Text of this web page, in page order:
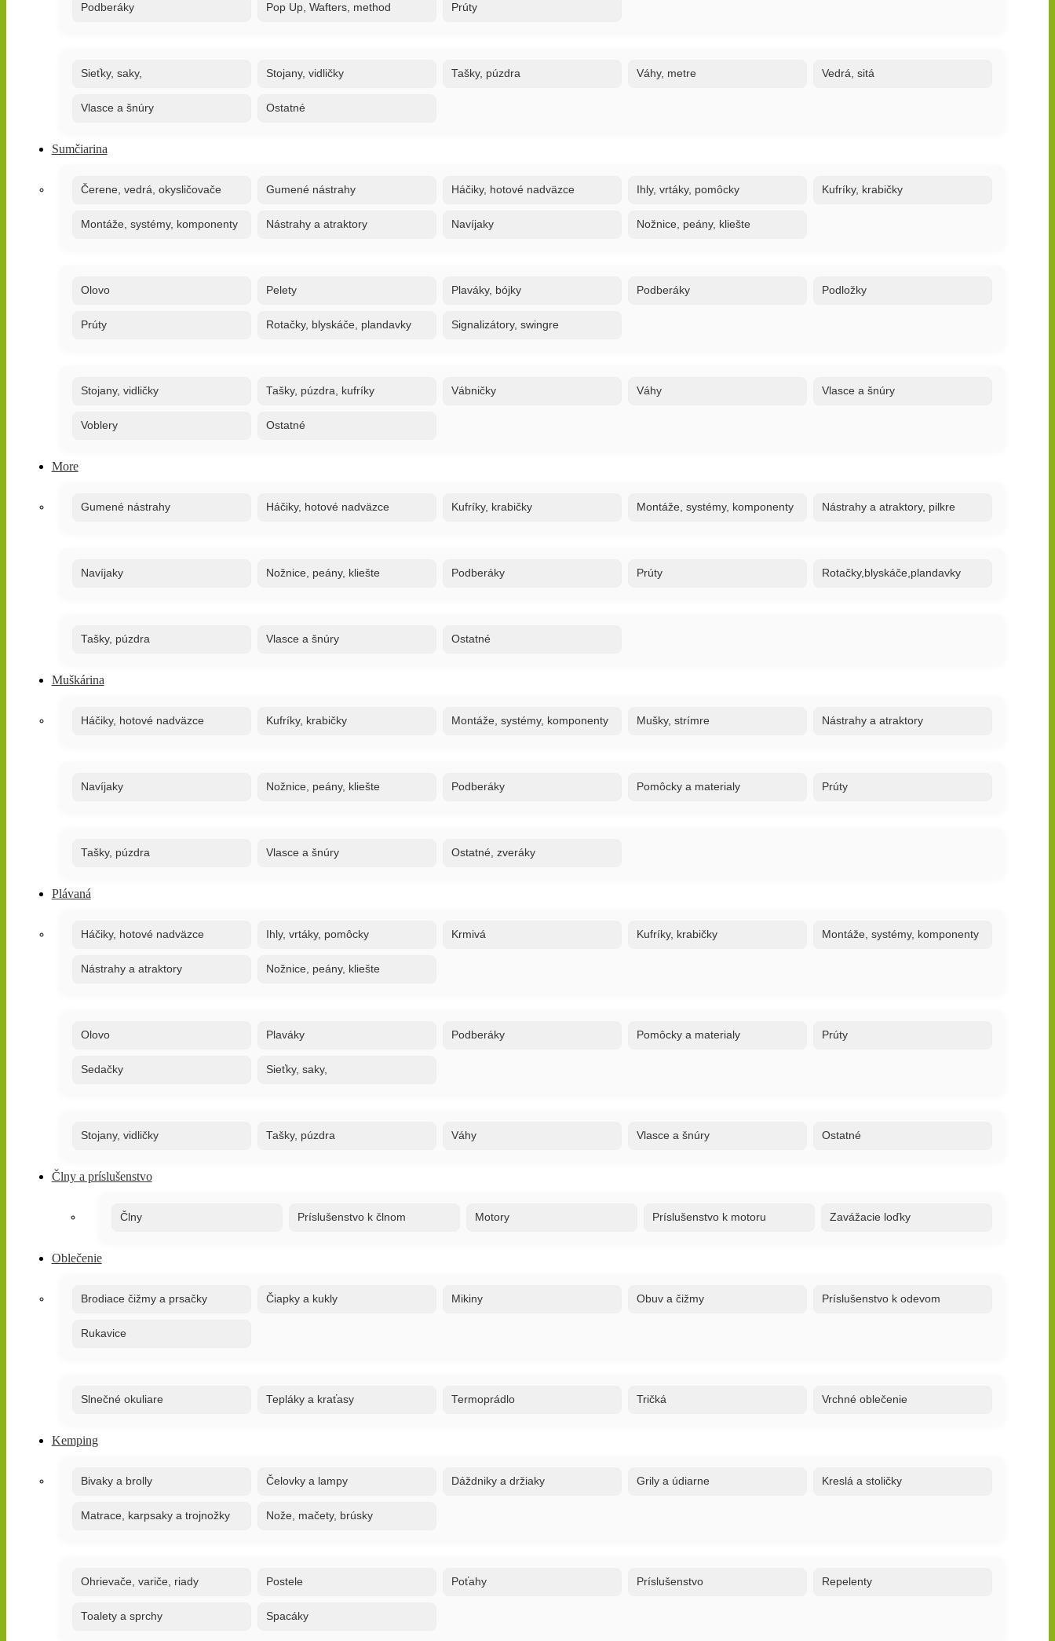
Podberáky Pop Up, Wafters, method Prúty
Sieťky, saky, Stojany, vidličky Tašky, púzdra Váhy, metre Vedrá, sitá
Vlasce a šnúry Ostatné
Sumčiarina
Čerene, vedrá, okysličovače Gumené nástrahy Háčiky, hotové nadväzce Ihly, vrtáky, pomôcky Kufríky, krabičky
Montáže, systémy, komponenty Nástrahy a atraktory Navíjaky Nožnice, peány, kliešte
Olovo Pelety Plaváky, bójky Podberáky Podložky
Prúty Rotačky, blyskáče, plandavky Signalizátory, swingre
Stojany, vidličky Tašky, púzdra, kufríky Vábničky Váhy Vlasce a šnúry
Voblery Ostatné
More
Gumené nástrahy Háčiky, hotové nadväzce Kufríky, krabičky Montáže, systémy, komponenty Nástrahy a atraktory, pilkre
Navíjaky Nožnice, peány, kliešte Podberáky Prúty Rotačky,blyskáče,plandavky
Tašky, púzdra Vlasce a šnúry Ostatné
Muškárina
Háčiky, hotové nadväzce Kufríky, krabičky Montáže, systémy, komponenty Mušky, strímre Nástrahy a atraktory
Navíjaky Nožnice, peány, kliešte Podberáky Pomôcky a materialy Prúty
Tašky, púzdra Vlasce a šnúry Ostatné, zveráky
Plávaná
Háčiky, hotové nadväzce Ihly, vrtáky, pomôcky Krmivá Kufríky, krabičky Montáže, systémy, komponenty
Nástrahy a atraktory Nožnice, peány, kliešte
Olovo Plaváky Podberáky Pomôcky a materialy Prúty
Sedačky Sieťky, saky,
Stojany, vidličky Tašky, púzdra Váhy Vlasce a šnúry Ostatné
Člny a príslušenstvo
Člny Príslušenstvo k člnom Motory Príslušenstvo k motoru Zavážacie loďky
Oblečenie
Brodiace čižmy a prsačky Čiapky a kukly Mikiny Obuv a čižmy Príslušenstvo k odevom
Rukavice
Slnečné okuliare Tepláky a kraťasy Termoprádlo Tričká Vrchné oblečenie
Kemping
Bivaky a brolly Čelovky a lampy Dáždniky a držiaky Grily a údiarne Kreslá a stoličky
Matrace, karpsaky a trojnožky Nože, mačety, brúsky
Ohrievače, variče, riady Postele Poťahy Príslušenstvo Repelenty
Toalety a sprchy Spacáky